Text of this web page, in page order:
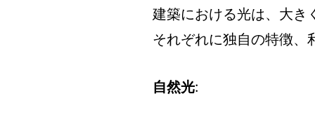
建築における光は、大き
それぞれに独自の特徴、
自然光: